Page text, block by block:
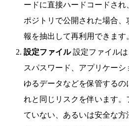
ードに直接ハードコードされ
ポジトリで公開された場合
報を抽出して再利用できます
設定ファイル設定ファイル
スパスワード、アプリケー
ゆるデータなどを保管する
れと同じリスクを伴います
ていない、あるいは安全な